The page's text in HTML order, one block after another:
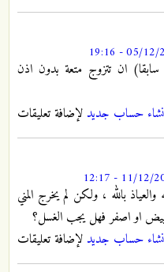
سابقا) ان تتزوج متعة بدون اذن
حساب جديد لإضافة تعليقات
بالله ، ولكن لم يخرج المني
او اصفر فهل يجب الغسل؟
حساب جديد لإضافة تعليقات